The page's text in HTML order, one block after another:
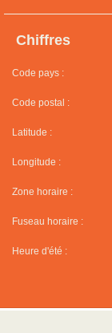
Chiffres
Code pays :
Code postal :
Latitude :
Longitude :
Zone horaire :
Fuseau horaire :
Heure d'été :